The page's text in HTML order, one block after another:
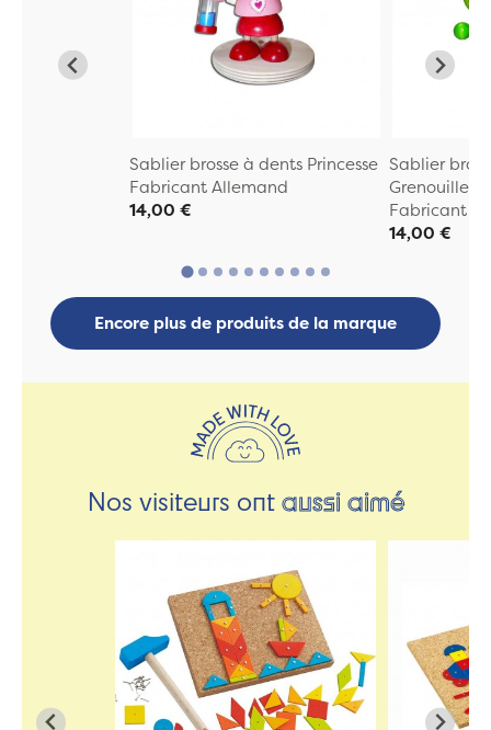
Sablier brosse à dents Princesse
Fabricant Allemand
14,00 €
Sablier
Grenouille
Fabricant
14,00 €
Encore plus de produits de la marque
Nos visiteurs ontaussi aimé